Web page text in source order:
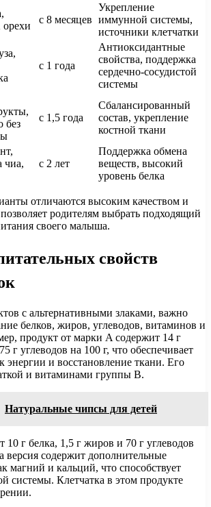
орехи
с 8 месяцев
Укрепление
иммунной системы,
источники клетчатки
с 1 года
Антиоксидантные
свойства, поддержка
сердечно-сосудистой
системы
без
с 1,5 года
Сбалансированный
состав, укрепление
костной ткани
чиа,
с 2 лет
Поддержка обмена
веществ, высокий
уровень белка
отличаются высоким качеством и
родителям выбрать подходящий
своего малыша.
свойств
с альтернативными злаками, важно
белков, жиров, углеводов, витаминов и
продукт от марки A содержит 14 г
г углеводов на 100 г, что обеспечивает
энергии и восстановление ткани. Его
и витаминами группы B.
Натуральные чипсы для детей
10 г белка, 1,5 г жиров и 70 г углеводов
версия содержит дополнительные
магний и кальций, что способствует
системы. Клетчатка в этом продукте